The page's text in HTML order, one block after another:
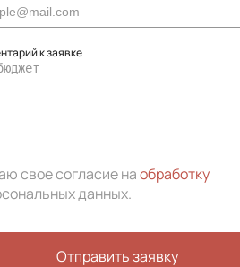
к заявке
свое согласие наобработку
данных.
Отправить заявку